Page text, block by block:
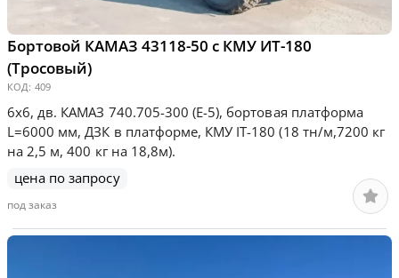
Бортовой КАМАЗ 43118-50 с КМУ ИТ-180
(Тросовый)
КОД: 409
6х6, дв. КАМАЗ 740.705-300 (Е-5), бортовая платформа
L=6000 мм, ДЗК в платформе, КМУ IT-180 (18 тн/м,7200 кг
на 2,5 м, 400 кг на 18,8м).
цена по запросу
под заказ